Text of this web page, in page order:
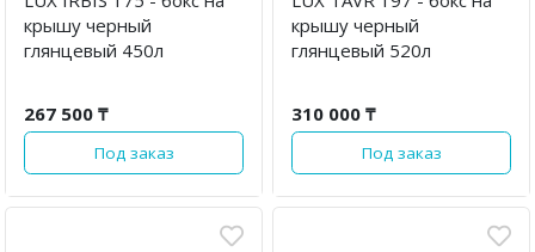
крышу черный
глянцевый 450л
267 500 ₸
Под заказ
крышу черный
глянцевый 520л
310 000 ₸
Под заказ